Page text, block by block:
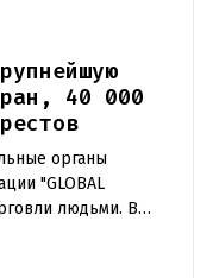
40 000
органы
"GLOBAL
людьми. В